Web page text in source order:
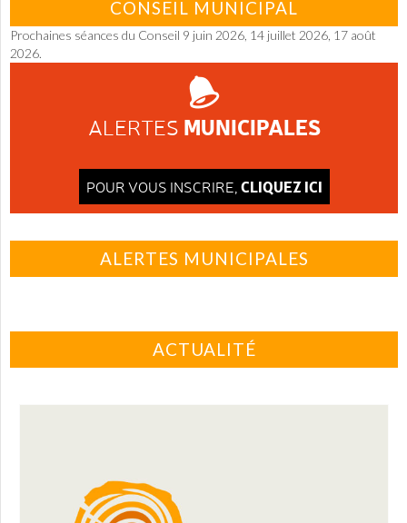
CONSEIL MUNICIPAL
Prochaines séances du Conseil 9 juin 2026, 14 juillet 2026, 17 août
2026.
ALERTES MUNICIPALES
POUR VOUS INSCRIRE, CLIQUEZ ICI
ALERTES MUNICIPALES
ACTUALITÉ